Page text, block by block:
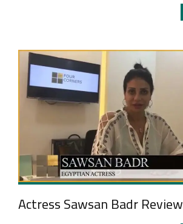
Actress Sawsan Badr Review